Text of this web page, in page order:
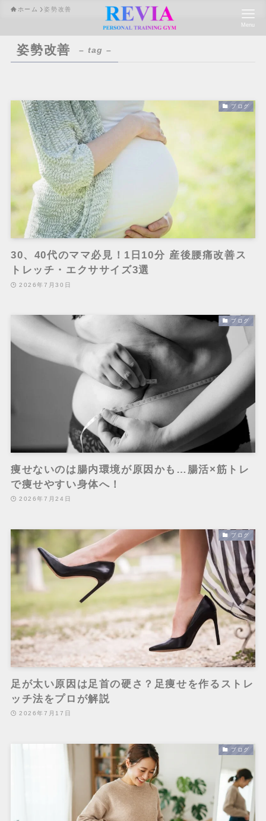
Menu
ホーム 姿勢改善
姿勢改善 – tag –
ブログ
30、40代のママ必見！1日10分 産後腰痛改善ス
トレッチ・エクササイズ3選
2026年7月30日
ブログ
痩せないのは腸内環境が原因かも…腸活×筋トレ
で痩せやすい身体へ！
2026年7月24日
ブログ
足が太い原因は足首の硬さ？足痩せを作るストレ
ッチ法をプロが解説
2026年7月17日
ブログ